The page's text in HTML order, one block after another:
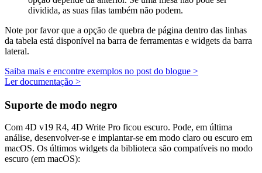
dividida, as suas filas também não podem.
Note por favor que a opção de quebra de página dentro das linhas
da tabela está disponível na barra de ferramentas e widgets da barra
lateral.
Saiba mais e encontre exemplos no post do blogue >
Ler documentação >
Suporte de modo negro
Com 4D v19 R4, 4D Write Pro ficou escuro. Pode, em última
análise, desenvolver-se e implantar-se em modo claro ou escuro em
macOS. Os últimos widgets da biblioteca são compatíveis no modo
escuro (em macOS):